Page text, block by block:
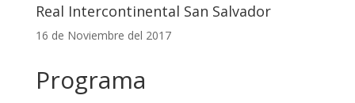
Real Intercontinental San Salvador
16 de Noviembre del 2017
Programa